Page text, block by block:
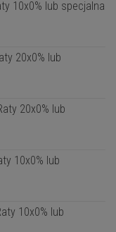
10x0% lub specjalna
20x0% lub
20x0% lub
10x0% lub
10x0% lub